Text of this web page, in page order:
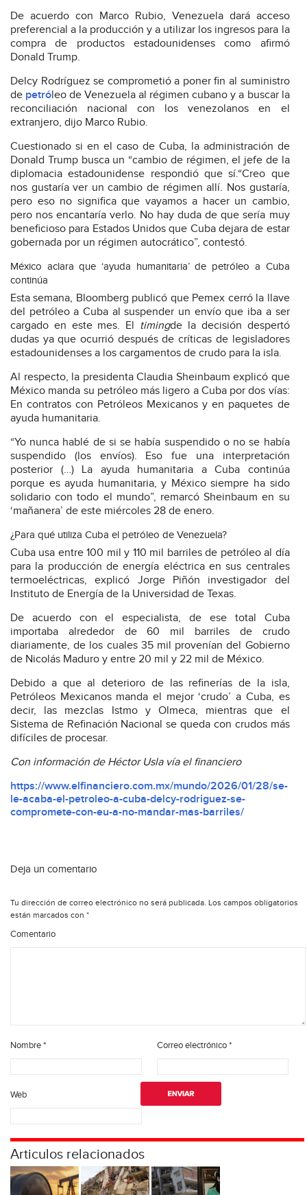
De acuerdo con Marco Rubio, Venezuela dará acceso
preferencial a la producción y a utilizar los ingresos para la
compra de productos estadounidenses como afirmó
Donald Trump.
Delcy Rodríguez se comprometió a poner fin al suministro
de petróleo de Venezuela al régimen cubano y a buscar la
reconciliación nacional con los venezolanos en el
extranjero, dijo Marco Rubio.
Cuestionado si en el caso de Cuba, la administración de
Donald Trump busca un “cambio de régimen, el jefe de la
diplomacia estadounidense respondió que sí.“Creo que
nos gustaría ver un cambio de régimen allí. Nos gustaría,
pero eso no significa que vayamos a hacer un cambio,
pero nos encantaría verlo. No hay duda de que sería muy
beneficioso para Estados Unidos que Cuba dejara de estar
gobernada por un régimen autocrático”, contestó.
México aclara que ‘ayuda humanitaria’ de petróleo a Cuba
continúa
Esta semana, Bloomberg publicó que Pemex cerró la llave
del petróleo a Cuba al suspender un envío que iba a ser
cargado en este mes. El timingde la decisión despertó
dudas ya que ocurrió después de críticas de legisladores
estadounidenses a los cargamentos de crudo para la isla.
Al respecto, la presidenta Claudia Sheinbaum explicó que
México manda su petróleo más ligero a Cuba por dos vías:
En contratos con Petróleos Mexicanos y en paquetes de
ayuda humanitaria.
“Yo nunca hablé de si se había suspendido o no se había
suspendido (los envíos). Eso fue una interpretación
posterior (…) La ayuda humanitaria a Cuba continúa
porque es ayuda humanitaria, y México siempre ha sido
solidario con todo el mundo”, remarcó Sheinbaum en su
‘mañanera’ de este miércoles 28 de enero.
¿Para qué utiliza Cuba el petróleo de Venezuela?
Cuba usa entre 100 mil y 110 mil barriles de petróleo al día
para la producción de energía eléctrica en sus centrales
termoeléctricas, explicó Jorge Piñón investigador del
Instituto de Energía de la Universidad de Texas.
De acuerdo con el especialista, de ese total Cuba
importaba alrededor de 60 mil barriles de crudo
diariamente, de los cuales 35 mil provenían del Gobierno
de Nicolás Maduro y entre 20 mil y 22 mil de México.
Debido a que al deterioro de las refinerías de la isla,
Petróleos Mexicanos manda el mejor ‘crudo’ a Cuba, es
decir, las mezclas Istmo y Olmeca, mientras que el
Sistema de Refinación Nacional se queda con crudos más
difíciles de procesar.
Con información de Héctor Usla vía el financiero
https://www.elfinanciero.com.mx/mundo/2026/01/28/se-
le-acaba-el-petroleo-a-cuba-delcy-rodriguez-se-
compromete-con-eu-a-no-mandar-mas-barriles/
Deja un comentario
Tu dirección de correo electrónico no será publicada. Los campos obligatorios
están marcados con *
Comentario
Nombre* Correo electrónico*
Web
Articulos relacionados